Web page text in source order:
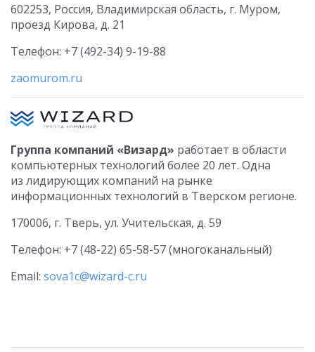
602253, Россия, Владимирская область, г. Муром,
проезд Кирова, д. 21
Телефон: +7 (492-34) 9-19-88
zaomurom.ru
Группа компаний «Визард» работает в области
компьютерных технологий более 20 лет. Одна
из лидирующих компаний на рынке
информационных технологий в Тверском регионе.
170006, г. Тверь, ул. Учительская, д. 59
Телефон: +7 (48-22) 65-58-57 (многоканальный)
Email: sova1c@wizard-c.ru